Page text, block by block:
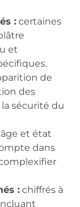
: certaines
et
de
des
sécurité du
âge et état
dans
: chiffrés à